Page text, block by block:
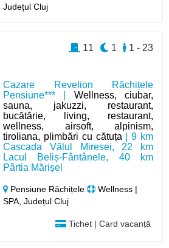
Județul Cluj
Cazare Revelion Răchițele
Pensiune*** | Wellness, ciubar,
sauna, jakuzzi, restaurant,
bucătărie, living, restaurant,
wellness, airsoft, alpinism,
tiroliana, plimbări cu cătuța | 9 km
Cascada Vălul Miresei, 22 km
Lacul Beliș-Fântânele, 40 km
Pârtia Mărișel
Pensiune Răchițele
Wellness |
SPA, Județul Cluj
Tichet | Card vacanță
1 - 23
1
11